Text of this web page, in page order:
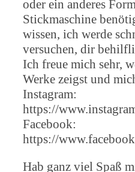
oder ein anderes
Stickmaschine
wissen, ich werde
versuchen, dir
Ich freue mich sehr,
Werke zeigst und
Instagram:
https://
Facebook:
https://
Hab ganz viel Spaß